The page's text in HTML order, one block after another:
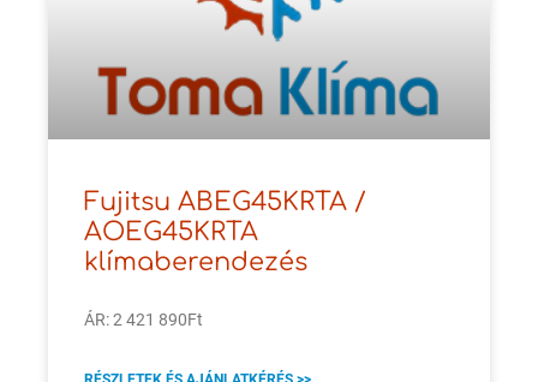
Fujitsu ABEG45KRTA /
AOEG45KRTA
klímaberendezés
ÁR: 2 421 890Ft